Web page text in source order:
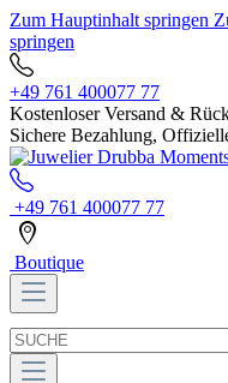
Zum Hauptinhalt springen
springen
+49 761 400077 77
Kostenloser Versand &
Sichere Bezahlung,
+49 761 400077 77
Boutique